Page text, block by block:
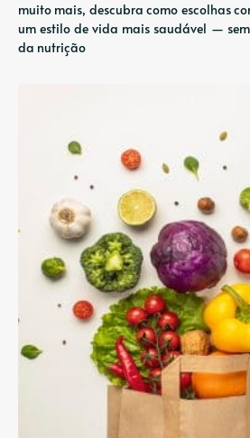
muito mais, descubra como escolhas
um estilo de vida mais saudável —
da nutrição